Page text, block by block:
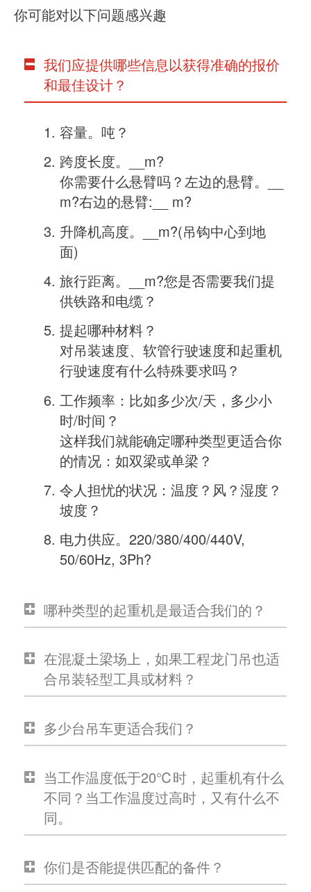
你可能对以下问题感兴趣
我们应提供哪些信息以获得准确的报价
和最佳设计？
容量。吨？
跨度长度。__m?
你需要什么悬臂吗？左边的悬臂。__
m?右边的悬臂:__ m?
升降机高度。__m?(吊钩中心到地
面)
旅行距离。__m?您是否需要我们提
供铁路和电缆？
提起哪种材料？
对吊装速度、软管行驶速度和起重机
行驶速度有什么特殊要求吗？
工作频率：比如多少次/天，多少小
时/时间？
这样我们就能确定哪种类型更适合你
的情况：如双梁或单梁？
令人担忧的状况：温度？风？湿度？
坡度？
电力供应。220/380/400/440V,
50/60Hz, 3Ph?
哪种类型的起重机是最适合我们的？
在混凝土梁场上，如果工程龙门吊也适
合吊装轻型工具或材料？
多少台吊车更适合我们？
当工作温度低于20℃时，起重机有什么
不同？当工作温度过高时，又有什么不
同。
你们是否能提供匹配的备件？